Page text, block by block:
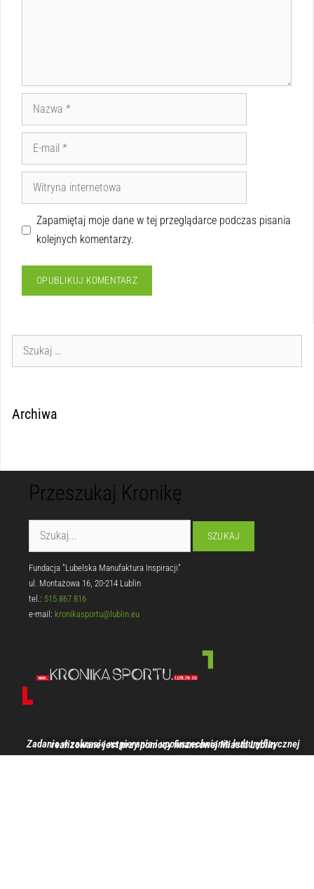
Zapamiętaj moje dane w tej przeglądarce podczas pisania
kolejnych komentarzy.
Archiwa
Przeszukaj Kronikę
Fundacja "Lubelska Manufaktura Inspiracji"
ul. Montażowa 16, 20-214 Lublin
tel.: 515 867 816
e-mail: kronikasportu@lublin.eu
Zadanie w zakresie wspierania i upowszechniania kultury fizycznej realizowane jest przy pomocy finansowej Miasta Lublin